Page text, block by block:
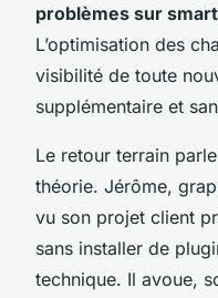
problèmes sur
L’optimisation des
visibilité de toute
supplémentaire et
Le retour terrain
théorie. Jérôme,
vu son projet client
sans installer de
technique. Il avoue,